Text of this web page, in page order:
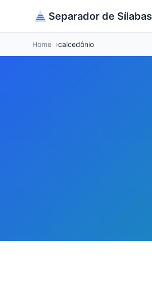
Separador de Sílabas
Home calcedônio